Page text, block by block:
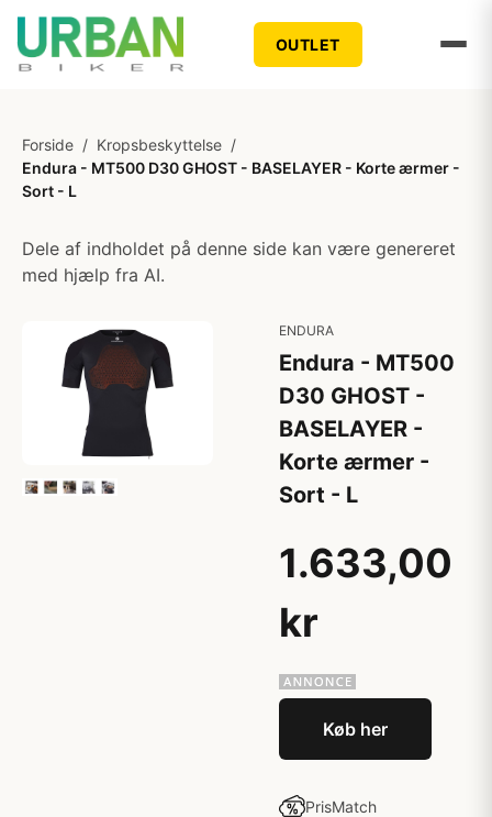
OUTLET
Forside / Kropsbeskyttelse /
Endura - MT500 D30 GHOST - BASELAYER - Korte ærmer -
Sort - L
Dele af indholdet på denne side kan være genereret
med hjælp fra AI.
ENDURA
Endura - MT500
D30 GHOST -
BASELAYER -
Korte ærmer -
Sort - L
1.633,00
kr
Køb her
PrisMatch